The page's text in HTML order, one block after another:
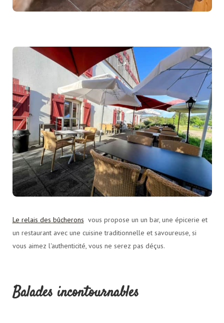
Le relais des bûcherons vous propose un un bar, une épicerie et
un restaurant avec une cuisine traditionnelle et savoureuse, si
vous aimez l'authenticité, vous ne serez pas déçus.
Balades incontournables